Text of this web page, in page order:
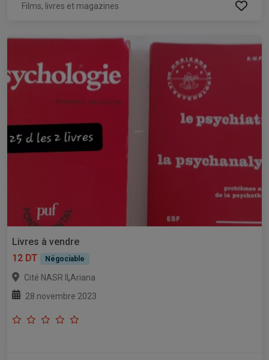
Films, livres et magazines
Livres à vendre
12 DT
Négociable
Cité NASR II ,Ariana
28 novembre 2023